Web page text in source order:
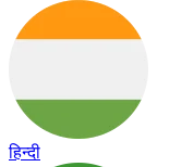
हिन्दी